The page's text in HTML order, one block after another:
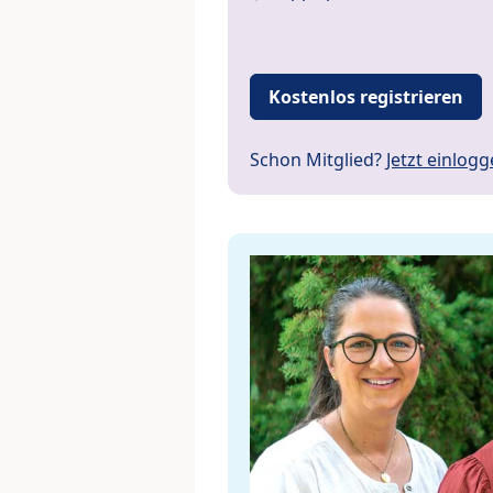
Kostenlos registrieren
Schon Mitglied? Jetzt